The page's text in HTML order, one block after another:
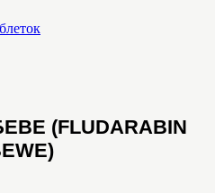
(FLUDARABIN